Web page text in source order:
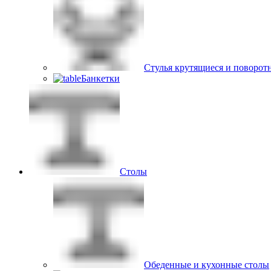
Стулья крутящиеся и
Банкетки
Столы
Обеденные и кухонные столы